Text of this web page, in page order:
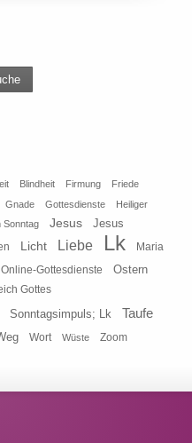
Blindheit Firmung
Friede
Gnade Gottesdienste
Heiliger
Sonntag Jesus
Jesus
Licht Liebe Lk Maria
Online-Gottesdienste Ostern
Gottes
Sonntagsimpuls; Lk Taufe
Wort Wüste Zoom